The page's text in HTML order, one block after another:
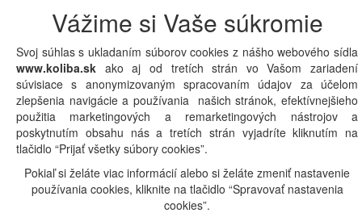
Zlaté Moravce⋆Zvolen ⋆Žilina⋆
Gastro prevádzky v lokalite HUMENNE: A | | |E
|G|H|CH|I|J|K |L|M|N|O|P|Q|R|S|T|U|
V|W|X|Y| Z|Iná lokalita
Powered by
Vážime si Vaše súkromie
Svoj súhlas s ukladaním súborov cookies z nášho webového sídla
www.koliba.sk ako aj od tretích strán vo Vašom zariadení
súvisiace s anonymizovaným spracovaním údajov za účelom
zlepšenia navigácie a používania našich stránok, efektívnejšieho
použitia marketingových a remarketingových nástrojov a
poskytnutím obsahu nás a tretích strán vyjadríte kliknutím na
tlačidlo “Prijať všetky súbory cookies”.
Pokiaľ si želáte viac informácií alebo si želáte zmeniť nastavenie
používania cookies, kliknite na tlačidlo “Spravovať nastavenia
cookies”.